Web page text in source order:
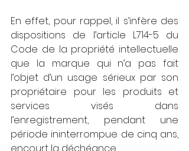
En effet, pour rappel, il s’infère des
dispositions de l’article L714-5 du
Code de la propriété intellectuelle
que la marque qui n’a pas fait
l’objet d’un usage sérieux par son
propriétaire pour les produits et
services visés dans
l’enregistrement, pendant une
période ininterrompue de cinq ans,
encourt la déchéance.